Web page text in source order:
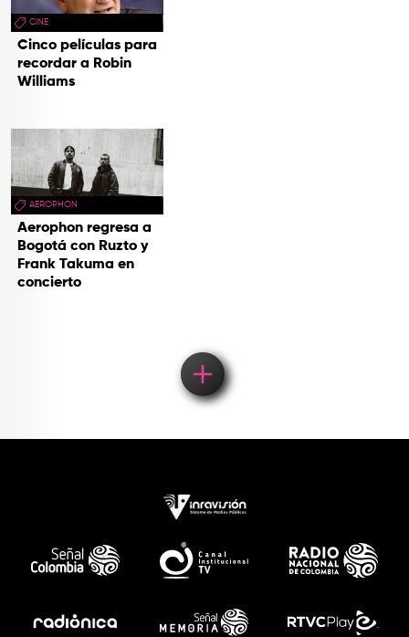
CINE
Cinco películas para
recordar a Robin
Williams
AEROPHON
Aerophon regresa a
Bogotá con Ruzto y
Frank Takuma en
concierto